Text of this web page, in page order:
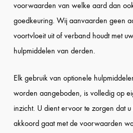
voorwaarden van welke aard dan
goedkeuring. Wij aanvaarden geen
voortvloeit uit of verband houdt met
hulpmiddelen van derden.
Elk gebruik van optionele
worden aangeboden, is volledig op
inzicht. U dient ervoor te zorgen dat
akkoord gaat met de voorwaarden